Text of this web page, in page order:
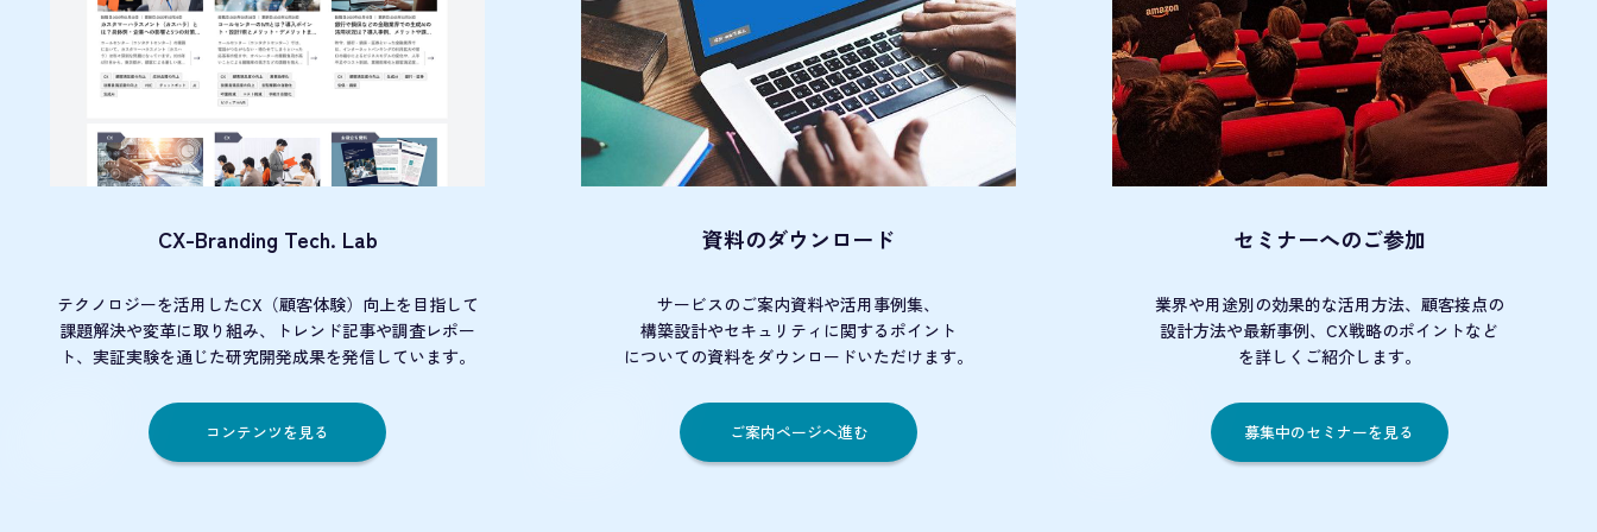
CX-Branding Tech. Lab
テクノロジーを活用したCX（顧客体験）向上を目指して
課題解決や変革に取り組み、トレンド記事や調査レポー
ト、実証実験を通じた研究開発成果を発信しています。
コンテンツを見る
資料のダウンロード
サービスのご案内資料や活用事例集、
構築設計やセキュリティに関するポイント
についての資料をダウンロードいただけます。
ご案内ページへ進む
セミナーへのご参加
業界や用途別の効果的な活用方法、顧客接点の
設計方法や最新事例、CX戦略のポイントなど
を詳しくご紹介します。
募集中のセミナーを見る